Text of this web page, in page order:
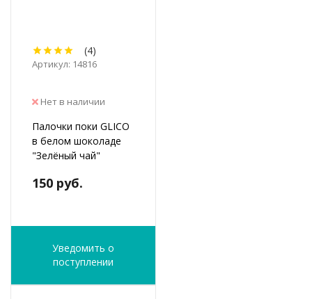
(4)
Артикул: 14816
Нет в наличии
Палочки поки GLICO
в белом шоколаде
"Зелёный чай"
150 руб.
Уведомить о
поступлении